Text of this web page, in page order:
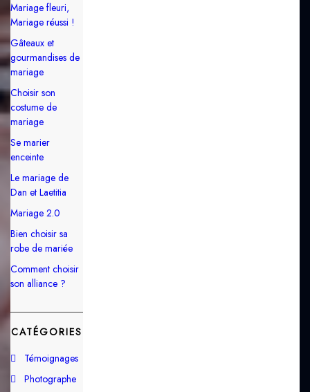
Mariage fleuri,
Mariage réussi !
Gâteaux et
gourmandises de
mariage
Choisir son
costume de
mariage
Se marier
enceinte
Le mariage de
Dan et Laetitia
Mariage 2.0
Bien choisir sa
robe de mariée
Comment choisir
son alliance ?
CATÉGORIES
Témoignages
Photographe